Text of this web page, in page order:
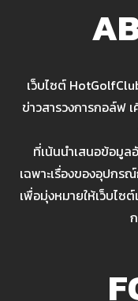
เว็บไซต์
ข่าวสารวงการกอล์ฟ
ที่เน้นนำเสนอข้อมู
เฉพาะเรื่องของอุปกร
เพื่อมุ่งหมายให้เว็บไ